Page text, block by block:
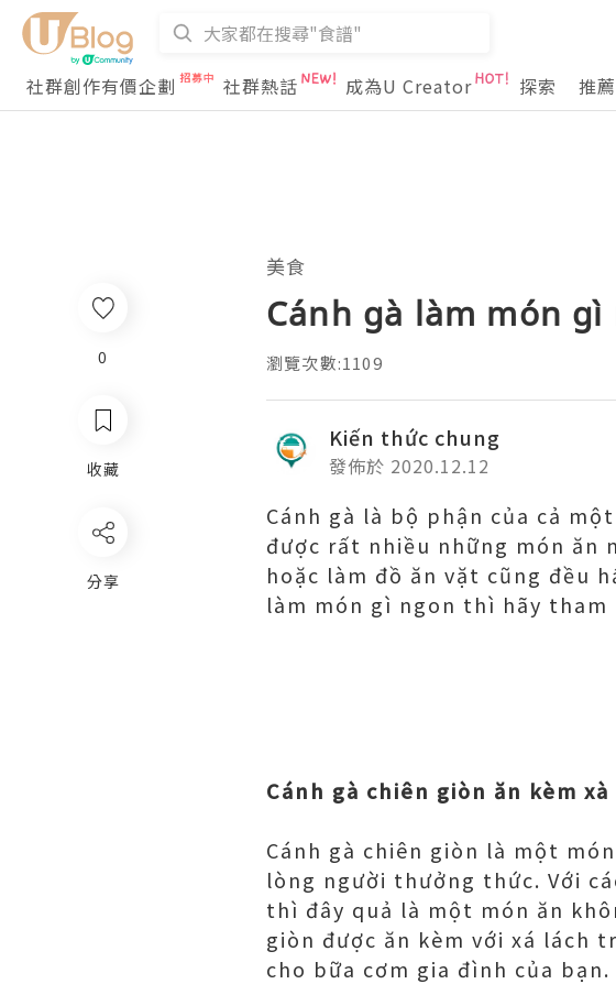
社群創作有價企劃
社群熱話 成為U Creator 探索 推
美食
Cánh gà làm món
瀏覽次數:1109
Kiến thức chung
發佈於 2020.12.12
Cánh gà là bộ phận của cả
được rất nhiều những món ăn
hoặc làm đồ ăn vặt cũng đều
làm món gì ngon thì hãy tham
Cánh gà chiên giòn ăn kèm xà
Cánh gà chiên giòn là một
lòng người thưởng thức. Với
thì đây quả là một món ăn
giòn được ăn kèm với xá lách
cho bữa cơm gia đình của bạn.
0
收藏
分享